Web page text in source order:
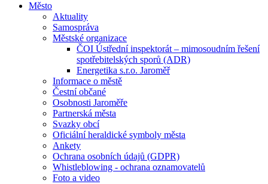
Město
Aktuality
Samospráva
Městské organizace
ČOI Ústřední inspektorát – mimosoudním řešení
spotřebitelských sporů (ADR)
Energetika s.r.o. Jaroměř
Informace o městě
Čestní občané
Osobnosti Jaroměře
Partnerská města
Svazky obcí
Oficiální heraldické symboly města
Ankety
Ochrana osobních údajů (GDPR)
Whistleblowing - ochrana oznamovatelů
Foto a video